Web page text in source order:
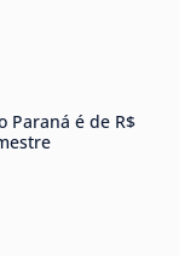
Paraná é de R$